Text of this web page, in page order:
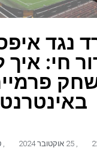
נגד
חי: איך
באינטרנט